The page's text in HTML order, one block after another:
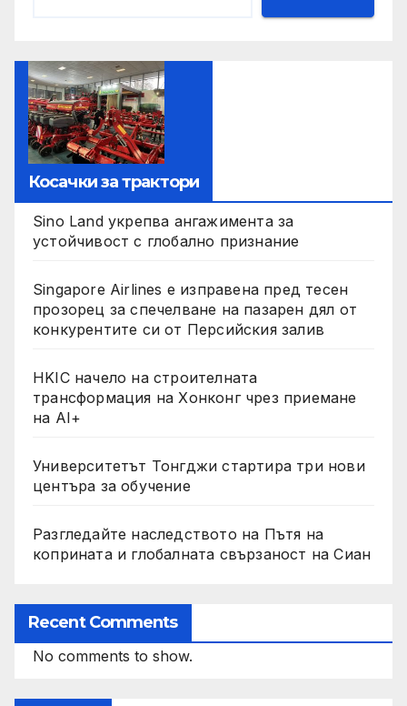
Косачки за трактори
Sino Land укрепва ангажимента за
устойчивост с глобално признание
Singapore Airlines е изправена пред тесен
прозорец за спечелване на пазарен дял от
конкурентите си от Персийския залив
HKIC начело на строителната
трансформация на Хонконг чрез приемане
на AI+
Университетът Тонгджи стартира три нови
центъра за обучение
Разгледайте наследството на Пътя на
коприната и глобалната свързаност на Сиан
Recent Comments
No comments to show.